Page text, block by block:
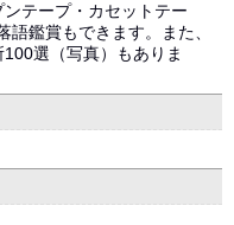
テープ・カセットテー
鑑賞もできます。また、
選（写真）もありま